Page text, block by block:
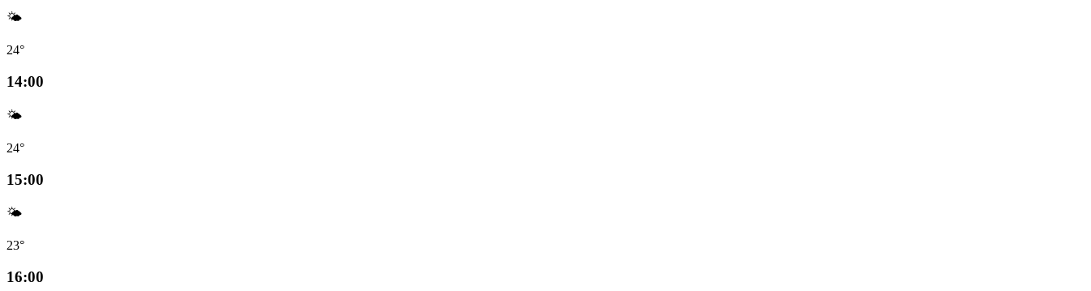
🌤️
24°
14:00
🌤️
24°
15:00
🌤️
23°
16:00